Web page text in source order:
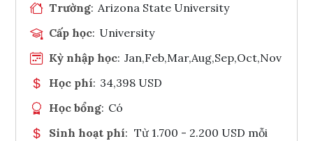
Trường: Arizona State University
Cấp học: University
Kỳ nhập học: Jan,Feb,Mar,Aug,Sep,Oct,Nov
Học phí: 34,398 USD
Học bổng: Có
Sinh hoạt phí: Từ 1.700 - 2.200 USD mỗi